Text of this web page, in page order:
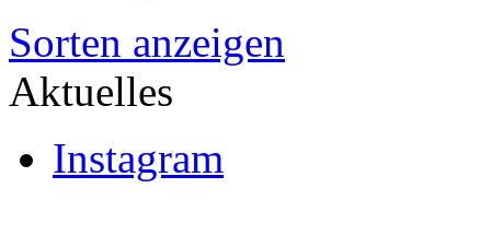
Sorten anzeigen
Aktuelles
Instagram